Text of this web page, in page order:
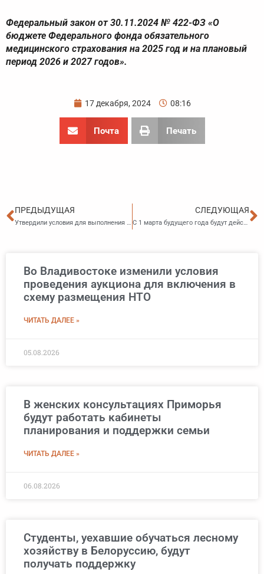
Федеральный закон от 30.11.2024 № 422-ФЗ «О
бюджете Федерального фонда обязательного
медицинского страхования на 2025 год и на плановый
период 2026 и 2027 годов».
17 декабря, 2024 08:16
Почта Печать
Пред
ПРЕДЫДУЩАЯ
Утвердили условия для выполнения каботажных перевозок транспортными компаниями из ЕАЭС
СЛЕДУЮЩАЯ
С 1 марта будущего года будут действовать правила проведения оценки воздействия на окружающую среду
Во Владивостоке изменили условия
проведения аукциона для включения в
схему размещения НТО
ЧИТАТЬ ДАЛЕЕ »
05.08.2026
В женских консультациях Приморья
будут работать кабинеты
планирования и поддержки семьи
ЧИТАТЬ ДАЛЕЕ »
06.08.2026
Студенты, уехавшие обучаться лесному
хозяйству в Белоруссию, будут
получать поддержку